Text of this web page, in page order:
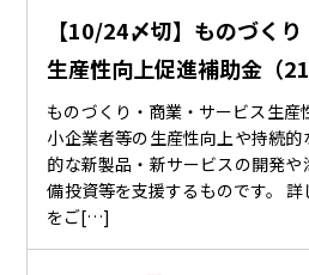
【10/24〆切】ものづく
生産性向上促進補助金（
ものづくり・商業・サービス生産
小企業者等の生産性向上や持続
的な新製品・新サービスの開発
備投資等を支援するものです。
をご[…]